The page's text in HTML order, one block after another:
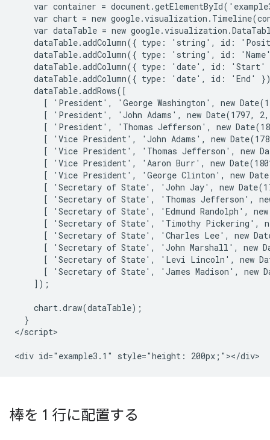
var container =
var chart = new
var dataTable = new
dataTable.addColumn({ type: 'string', id:
dataTable.addColumn({ type: 'string', id:
dataTable.addColumn({ type: 'date', id: 'Start'
dataTable.addColumn({ type: 'date', id: 'End'
    dataTable.addRows([
[ 'President', 'George Washington', new
[ 'President', 'John Adams', new Date(1797,
[ 'President', 'Thomas Jefferson', new
[ 'Vice President', 'John Adams', new
[ 'Vice President', 'Thomas Jefferson', new
[ 'Vice President', 'Aaron Burr', new
[ 'Vice President', 'George Clinton', new
[ 'Secretary of State', 'John Jay', new
[ 'Secretary of State', 'Thomas Jefferson',
[ 'Secretary of State', 'Edmund Randolph',
[ 'Secretary of State', 'Timothy Pickering',
[ 'Secretary of State', 'Charles Lee', new
[ 'Secretary of State', 'John Marshall', new
[ 'Secretary of State', 'Levi Lincoln', new
[ 'Secretary of State', 'James Madison', new
    ]);
    chart.draw(dataTable);
  }
</script>
棒を 1 行に配置する